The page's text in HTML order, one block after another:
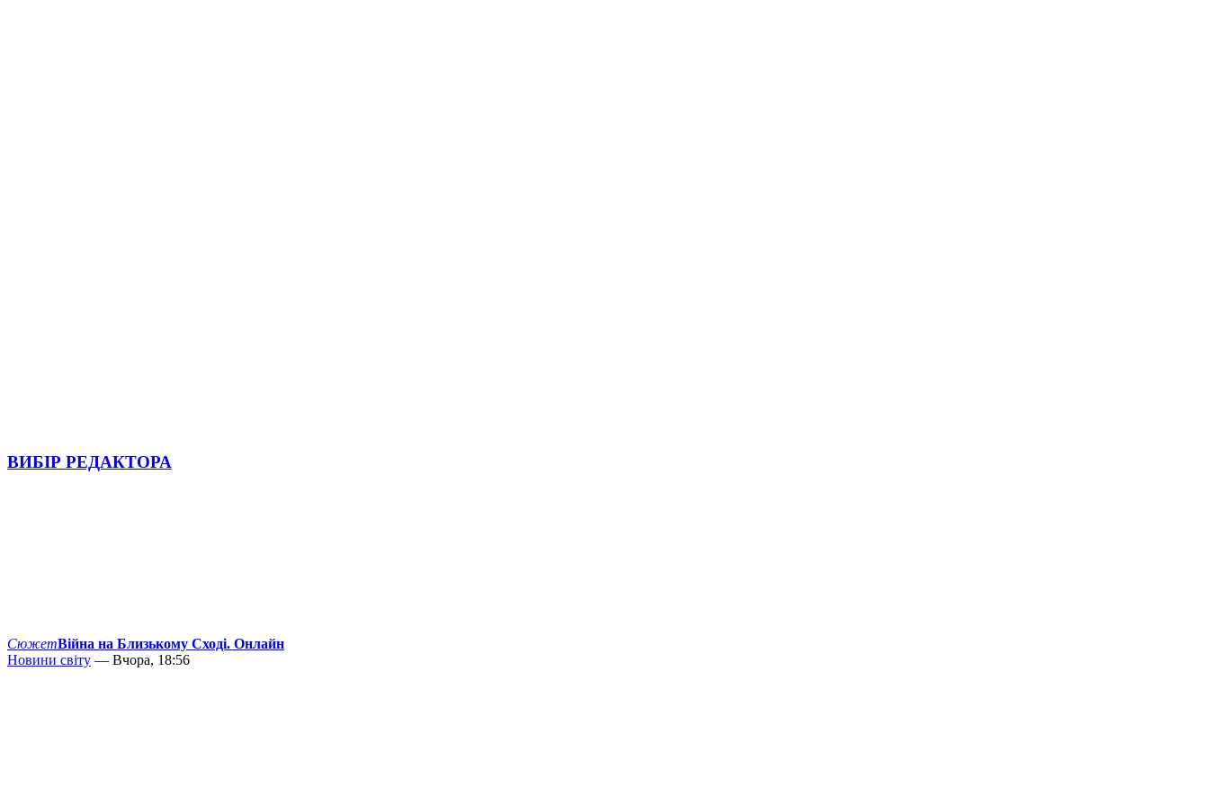
ВИБІР РЕДАКТОРА
СюжетВійна на Близькому Сході. Онлайн
Новини світу — Вчора, 18:56